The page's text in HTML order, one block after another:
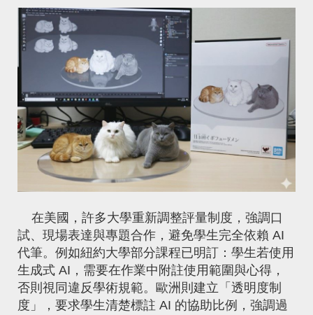
在美國，許多大學重新調整評量制度，強調口
試、現場表達與專題合作，避免學生完全依賴 AI
代筆。例如紐約大學部分課程已明訂：學生若使用
生成式 AI，需要在作業中附註使用範圍與心得，
否則視同違反學術規範。歐洲則建立「透明度制
度」，要求學生清楚標註 AI 的協助比例，強調過